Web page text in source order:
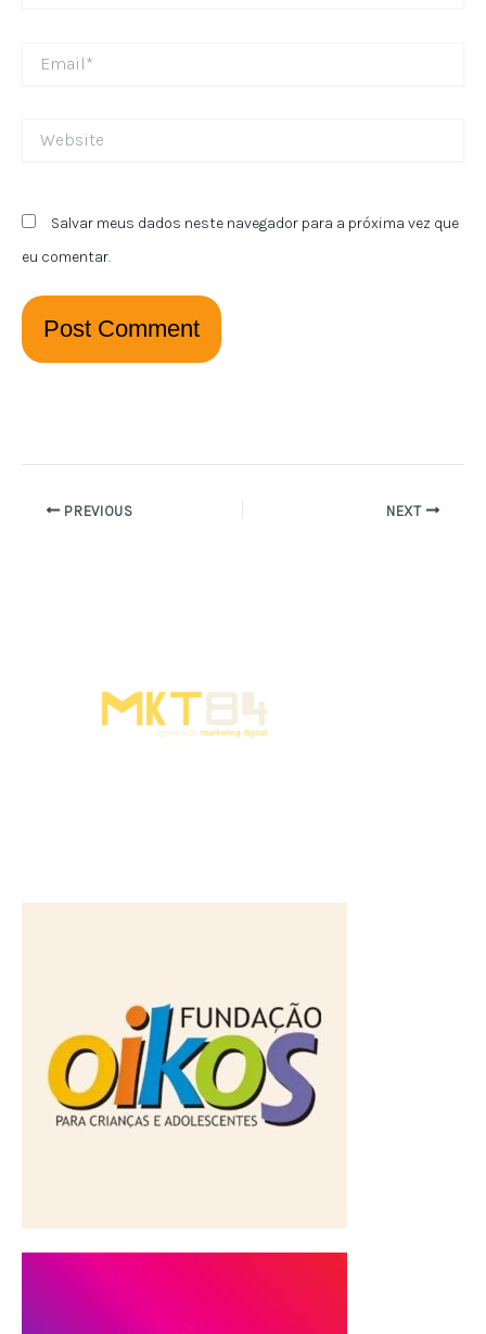
Salvar meus dados neste navegador para a próxima vez que
eu comentar.
PREVIOUS NEXT